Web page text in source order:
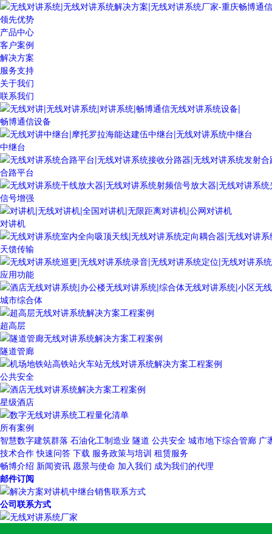
领先优势
产品中心
客户案例
解决方案
服务支持
关于我们
联系我们
畅博通信设备
中继台
合路平台
信号增强
对讲机
天馈传输
应用功能
城市综合体
超高层
隧道管廊
公共安全
星级酒店
所有案例
智慧数字建筑群落 石油化工制造业 隧道 公共安全 城市地下综合管廊 广
技术合作 快速问答 下载 服务政策与培训 租赁服务
畅博介绍 新闻资讯 愿景与使命 加入我们 成为我们的代理
邮件订阅
公司联系方式